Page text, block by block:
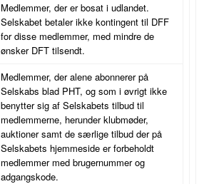
Medlemmer, der er bosat i udlandet.
Selskabet betaler ikke kontingent til DFF
for disse medlemmer, med mindre de
ønsker DFT tilsendt.
Medlemmer, der alene abonnerer på
Selskabs blad PHT, og som i øvrigt ikke
benytter sig af Selskabets tilbud til
medlemmerne, herunder klubmøder,
auktioner samt de særlige tilbud der på
Selskabets hjemmeside er forbeholdt
medlemmer med brugernummer og
adgangskode.